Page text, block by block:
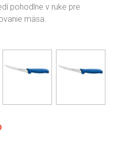
pohodlne v ruke pre
mäsa.